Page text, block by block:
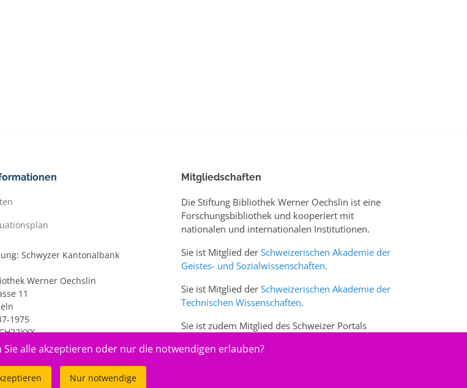
Schwyzer Kantonalbank
Werner Oechslin
11
1975
7005 6143 7197 5
Mitgliedschaften
Die Stiftung Bibliothek Werner Oechslin ist eine
Forschungsbibliothek und kooperiert mit
nationalen und internationalen Institutionen.
Sie ist Mitglied der Schweizerischen Akademie der
Geistes- und Sozialwissenschaften.
Sie ist Mitglied der Schweizerischen Akademie der
Technischen Wissenschaften.
Sie ist zudem Mitglied des Schweizer Portals
alle akzeptieren oder nur die notwendigen erlauben?
Nur notwendige